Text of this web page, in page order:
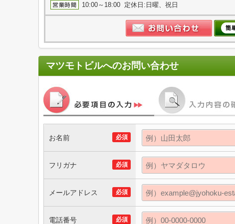
10:00～18:00 定休日:日曜、祝日
マツモトビルへのお問い合わせ
必須
お名前
必須
フリガナ
必須
メールアドレス
必須
電話番号